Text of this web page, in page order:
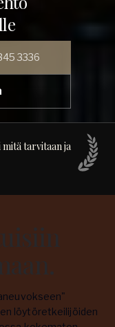
3336
tarvitaan ja
löytöretkeilijöiden